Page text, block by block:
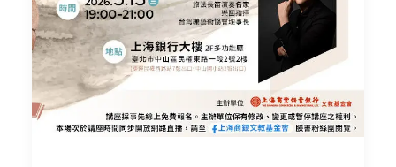
BON插畫
BON旅行
節慶長笛樂團